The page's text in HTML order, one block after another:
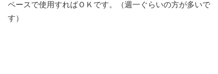
ペースで使用すればＯＫです。（週一ぐらいの方が多いで
す）